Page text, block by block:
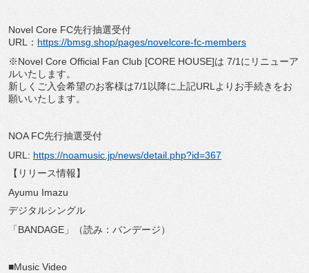
Novel Core FC先行抽選受付
URL： https://bmsg.shop/pages/novelcore-fc-members
※Novel Core Official Fan Club [CORE HOUSE]は 7/1にリニューア
ルいたします。
新しくご入会希望のお客様は7/1以降に上記URLよりお手続きをお
願いいたします。
NOA FC先行抽選受付
URL: https://noamusic.jp/news/detail.php?id=367
【リリース情報】
Ayumu Imazu
デジタルシングル
「BANDAGE」（読み：バンデージ）
■Music Video